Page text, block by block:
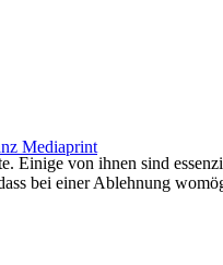
Mediaprint
Einige von ihnen sind
bei einer Ablehnung